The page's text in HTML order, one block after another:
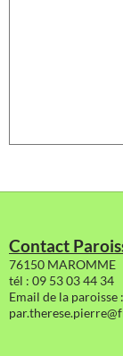
Contact
76150 MAROMME
tél : 09 53 03 44 34
Email de la paroisse :